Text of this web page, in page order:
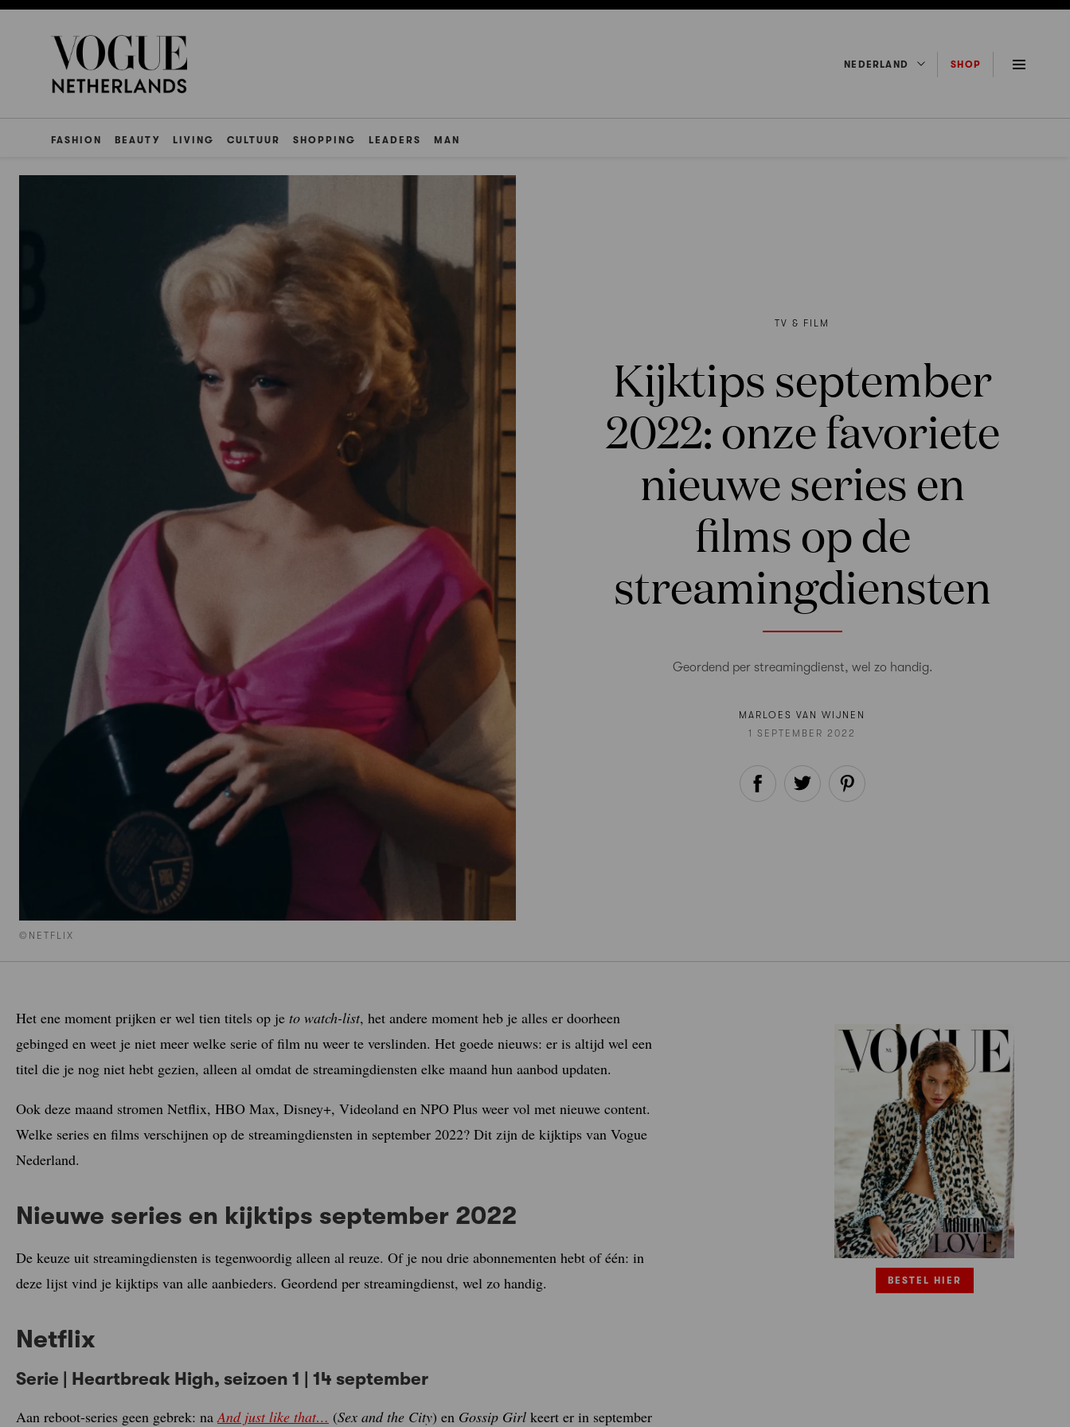
NEDERLAND SHOP
FASHION BEAUTY LIVING CULTUUR SHOPPING LEADERS MAN
©NETFLIX
TV & FILM
Kijktips september
2022: onze favoriete
nieuwe series en
films op de
streamingdiensten
Geordend per streamingdienst, wel zo handig.
MARLOES VAN WIJNEN
1 SEPTEMBER 2022
Het ene moment prijken er wel tien titels op je to watch-list, het andere moment heb je alles er doorheen
gebinged en weet je niet meer welke serie of film nu weer te verslinden. Het goede nieuws: er is altijd wel een
titel die je nog niet hebt gezien, alleen al omdat de streamingdiensten elke maand hun aanbod updaten.
Ook deze maand stromen Netflix, HBO Max, Disney+, Videoland en NPO Plus weer vol met nieuwe content.
Welke series en films verschijnen op de streamingdiensten in september 2022? Dit zijn de kijktips van Vogue
Nederland.
Nieuwe series en kijktips september 2022
De keuze uit streamingdiensten is tegenwoordig alleen al reuze. Of je nou drie abonnementen hebt of één: in
deze lijst vind je kijktips van alle aanbieders. Geordend per streamingdienst, wel zo handig.
Netflix
Serie | Heartbreak High, seizoen 1 | 14 september
Aan reboot-series geen gebrek: naAnd just like that… (Sex and the City) en Gossip Girl keert er in september
BESTEL HIER